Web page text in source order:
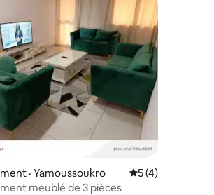
· Yamoussoukro Note moyenne
5 (4)
meublé de 3 pièces